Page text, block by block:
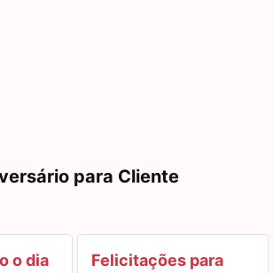
para Cliente
o dia
Felicitações para